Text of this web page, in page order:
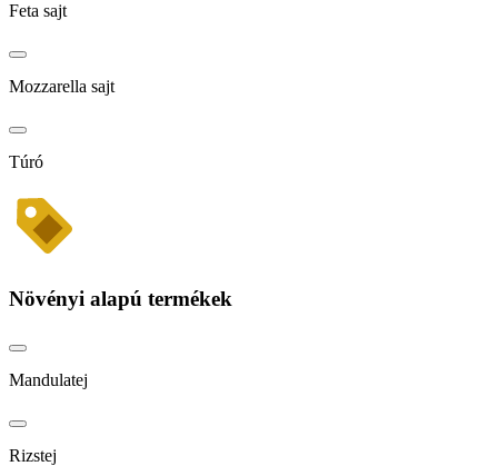
Feta sajt
Mozzarella sajt
Túró
Növényi alapú termékek
Mandulatej
Rizstej